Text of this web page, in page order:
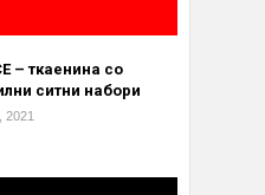
– ткаенина со
ситни набори
2021